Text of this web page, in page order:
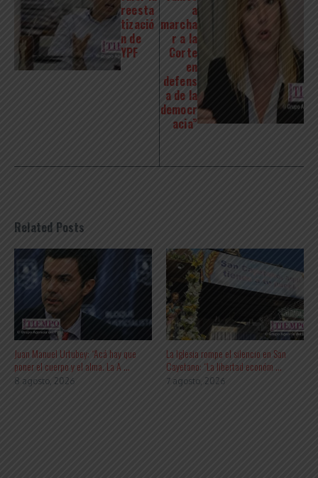
reesta
tizació
n de
YPF
a
marcha
r a la
Corte
en
defens
a de la
democr
acia”
Related Posts
Juan Manuel Urtubey: “Acá hay que
poner el cuerpo y el alma. La A ...
8 agosto, 2026
La Iglesia rompe el silencio en San
Cayetano: “La libertad económ ...
7 agosto, 2026